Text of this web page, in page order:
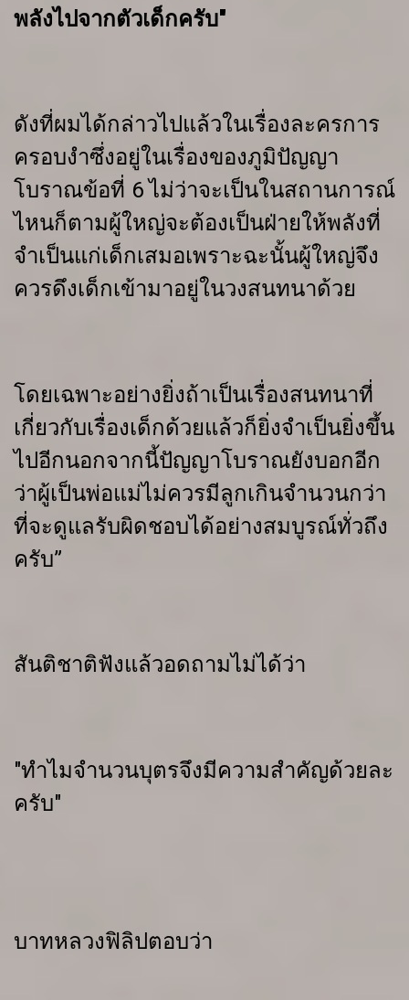
พลังไปจากตัวเด็กครับ"
ดังที่ผมได้กล่าวไปแล้วในเรื่องละครการ
ครอบงำซึ่งอยู่ในเรื่องของภูมิปัญญา
โบราณข้อที่ 6 ไม่ว่าจะเป็นในสถานการณ์
ไหนก็ตามผู้ใหญ่จะต้องเป็นฝ่ายให้พลังที่
จำเป็นแก่เด็กเสมอเพราะฉะนั้นผู้ใหญ่จึง
ควรดึงเด็กเข้ามาอยู่ในวงสนทนาด้วย
โดยเฉพาะอย่างยิ่งถ้าเป็นเรื่องสนทนาที่
เกี่ยวกับเรื่องเด็กด้วยแล้วก็ยิ่งจำเป็นยิ่งขึ้น
ไปอีกนอกจากนี้ปัญญาโบราณยังบอกอีก
ว่าผู้เป็นพ่อแม่ไม่ควรมีลูกเกินจำนวนกว่า
ที่จะดูแลรับผิดชอบได้อย่างสมบูรณ์ทั่วถึง
ครับ”
สันติชาติฟังแล้วอดถามไม่ได้ว่า
"ทำไมจำนวนบุตรจึงมีความสำคัญด้วยละ
ครับ"
บาทหลวงฟิลิปตอบว่า